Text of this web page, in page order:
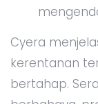
Cyera
kerentanan
bertahap.